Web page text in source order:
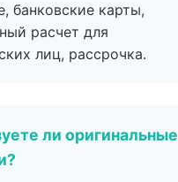
банковские карты,
расчет для
лиц, рассрочка.
ли оригинальные